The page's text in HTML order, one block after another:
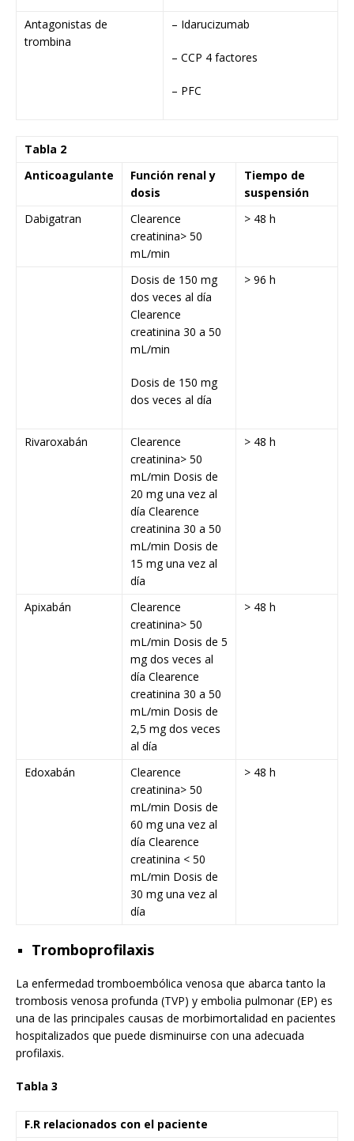
Antagonistas de
trombina
– Idarucizumab
– CCP 4 factores
– PFC
Tabla 2
Anticoagulante
Función renal y
dosis
Tiempo de
suspensión
Dabigatran
Clearence
creatinina> 50
mL/min
> 48 h
Dosis de 150 mg
dos veces al día
Clearence
creatinina 30 a 50
mL/min
Dosis de 150 mg
dos veces al día
> 96 h
Rivaroxabán
Clearence
creatinina> 50
mL/min Dosis de
20 mg una vez al
día Clearence
creatinina 30 a 50
mL/min Dosis de
15 mg una vez al
día
> 48 h
Apixabán
Clearence
creatinina> 50
mL/min Dosis de 5
mg dos veces al
día Clearence
creatinina 30 a 50
mL/min Dosis de
2,5 mg dos veces
al día
> 48 h
Edoxabán
Clearence
creatinina> 50
mL/min Dosis de
60 mg una vez al
día Clearence
creatinina < 50
mL/min Dosis de
30 mg una vez al
día
> 48 h
Tromboprofilaxis
La enfermedad tromboembólica venosa que abarca tanto la
trombosis venosa profunda (TVP) y embolia pulmonar (EP) es
una de las principales causas de morbimortalidad en pacientes
hospitalizados que puede disminuirse con una adecuada
profilaxis.
Tabla 3
F.R relacionados con el paciente